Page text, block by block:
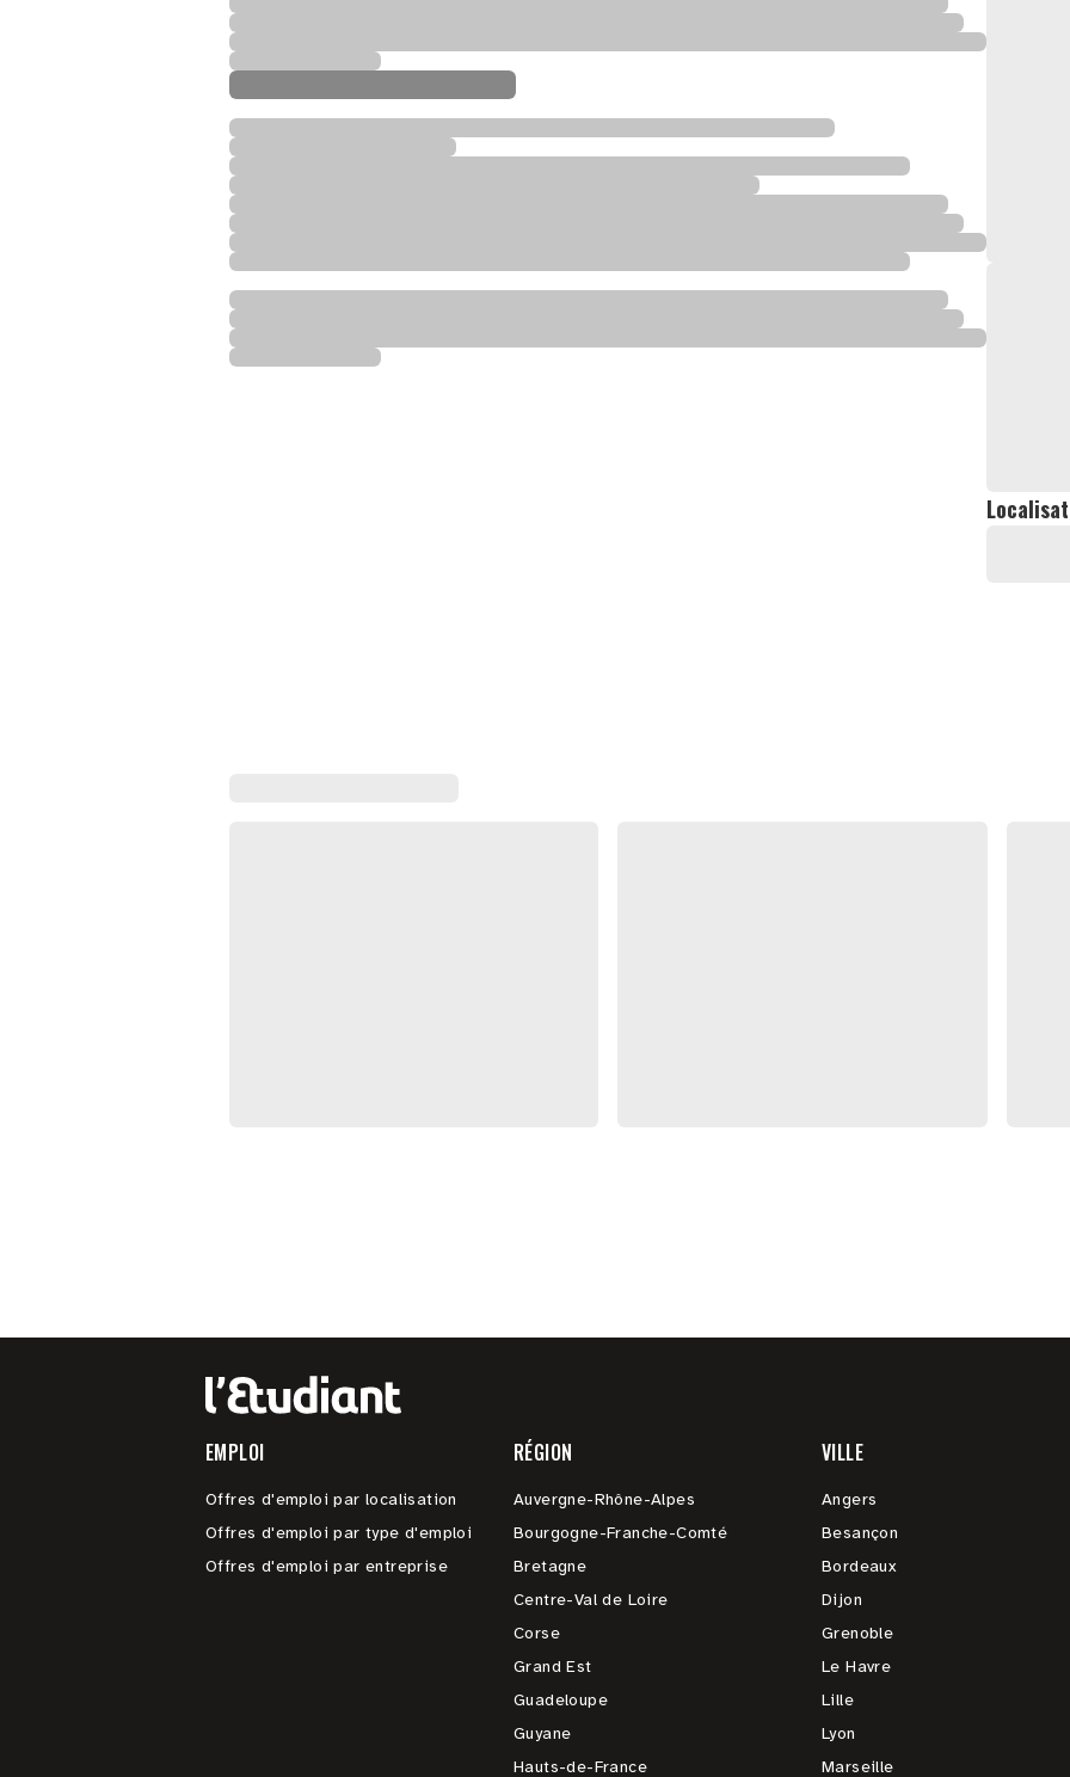
EMPLOI
Offres d'emploi par localisation
Offres d'emploi par type d'emploi
Offres d'emploi par entreprise
RÉGION
Auvergne-Rhône-Alpes
Bourgogne-Franche-Comté
Bretagne
Centre-Val de Loire
Corse
Grand Est
Guadeloupe
Guyane
Hauts-de-France
VILLE
Angers
Besançon
Bordeaux
Dijon
Grenoble
Le Havre
Lille
Lyon
Marseille